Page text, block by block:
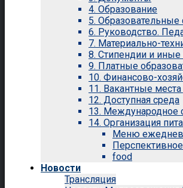
4. Образование
5. Образовательные
6. Руководство.
7. Материально-
8. Стипендии и
9. Платные
10. Финансово-
11. Вакантные
12. Доступная среда
13. Международное
14. Организация
Меню
food
Новости
Трансляция